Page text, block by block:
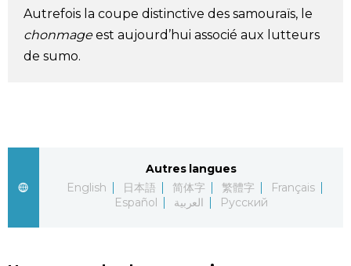
Gastronomie
official SNS
Autrefois la coupe distinctive des samouraïs, le
chonmageest aujourd’hui associé aux lutteurs
de sumo.
Autres langues
English
日本語 简体字 繁體字
Français
Español
العربية Русский